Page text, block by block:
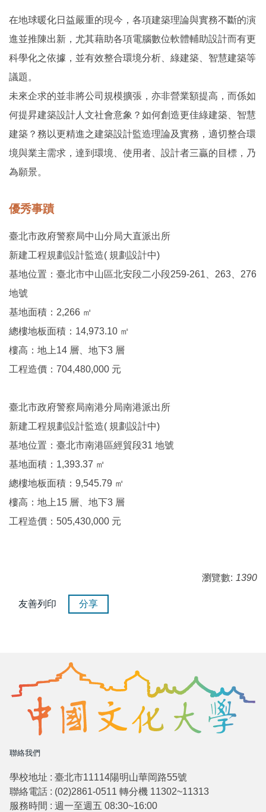
在地球暖化日益嚴重的現今，各項建築理論與實務不斷的演
進並推陳出新，尤其藉助各項電腦數位軟體輔助設計而有更
科學化之依據，並有效整合環境分析、綠建築、智慧建築等
議題。
未來企求的並非將公司規模擴張，亦非營業額提高，而係如
何提昇建築設計人文社會意象？如何創造更佳綠建築、智慧
建築？務以更精進之建築設計監造理論及實務，適切整合環
境與業主需求，達到環境、使用者、設計者三贏的目標，乃
為願景。
優秀事蹟
臺北市政府警察局中山分局大直派出所
新建工程規劃設計監造( 規劃設計中)
基地位置：臺北市中山區北安段二小段259-261、263、276
地號
基地面積：2,266 ㎡
總樓地板面積：14,973.10 ㎡
樓高：地上14 層、地下3 層
工程造價：704,480,000 元
臺北市政府警察局南港分局南港派出所
新建工程規劃設計監造( 規劃設計中)
基地位置：臺北市南港區經貿段31 地號
基地面積：1,393.37 ㎡
總樓地板面積：9,545.79 ㎡
樓高：地上15 層、地下3 層
工程造價：505,430,000 元
瀏覽數: 1390
友善列印 分享
聯絡我們
學校地址 : 臺北市11114陽明山華岡路55號
聯絡電話 : (02)2861-0511 轉分機 11302~11313
服務時間 : 週一至週五 08:30~16:00